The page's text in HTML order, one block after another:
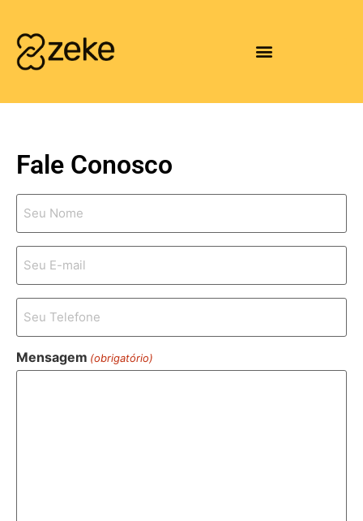
Fale Conosco
Nome
Completo
Seu
e-
Telefone
(obrigatório)
Mensagem (obrigatório)